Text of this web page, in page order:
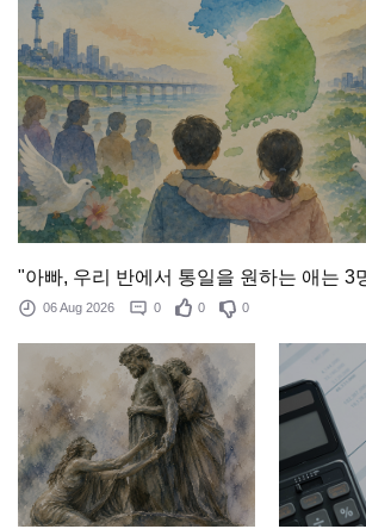
"아빠, 우리 반에서 통일을 원하는 애는 3
06 Aug 2026 0 0 0